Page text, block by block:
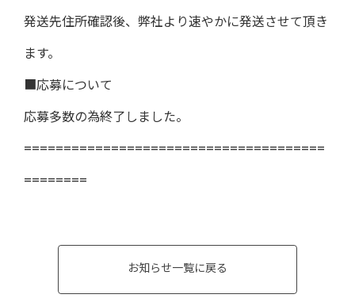
発送先住所確認後、弊社より速やかに発送させて頂き
ます。
■応募について
応募多数の為終了しました。
======================================
========
お知らせ一覧に戻る